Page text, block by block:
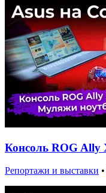
Консоль ROG Ally
Репортажи и выставки •